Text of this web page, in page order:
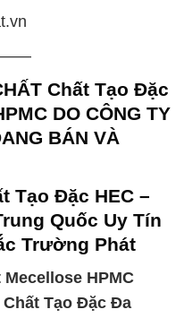
Chất Tạo Đặc
DO CÔNG TY
BÁN VÀ
Tạo Đặc HEC –
Quốc Uy Tín
Trường Phát
Mecellose HPMC
Chất Tạo Đặc Đa